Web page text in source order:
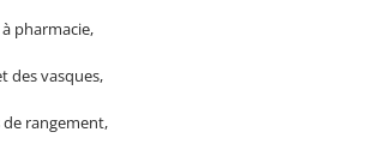
pharmacie,
des vasques,
de rangement,